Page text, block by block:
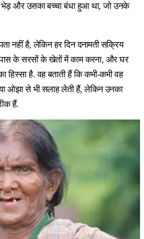
और उसका बच्चा बंधा हुआ था, जो उनके
नहीं है, लेकिन हर दिन दनामती सक्रिय
पास के सरसों के खेतों में काम करना, और घर
हिस्सा है. वह बताती हैं कि कभी-कभी वह
ओझा से भी सलाह लेती हैं, लेकिन उनका
हैं.